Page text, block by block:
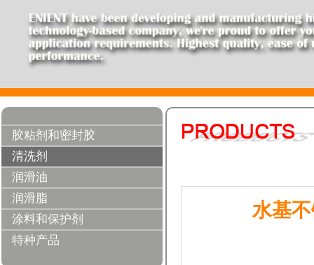
胶粘剂和密封胶
清洗剂
润滑油
润滑脂
涂料和保护剂
特种产品
水基